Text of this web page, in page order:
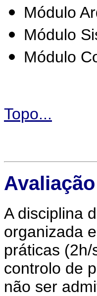
Módulo
Módulo
Módulo
Topo...
Avaliação
A disciplina
organizada
práticas
controlo de
não ser